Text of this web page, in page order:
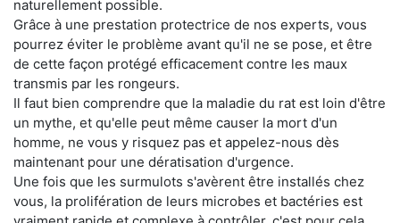
naturellement possible.
Grâce à une prestation protectrice de nos experts, vous
pourrez éviter le problème avant qu'il ne se pose, et être
de cette façon protégé efficacement contre les maux
transmis par les rongeurs.
Il faut bien comprendre que la maladie du rat est loin d'être
un mythe, et qu'elle peut même causer la mort d'un
homme, ne vous y risquez pas et appelez-nous dès
maintenant pour une dératisation d'urgence.
Une fois que les surmulots s'avèrent être installés chez
vous, la prolifération de leurs microbes et bactéries est